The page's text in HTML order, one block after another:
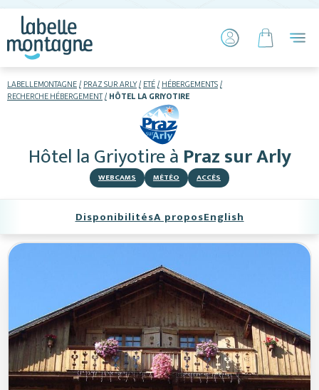
LABELLEMONTAGNE PRAZ SUR ARLY ETÉ
HÉBERGEMENTS
RECHERCHE HÉBERGEMENT
HÔTEL LA GRIYOTIRE
Hôtel la Griyotireà Praz sur Arly
WEBCAMS MÉTÉO ACCÈS
Hébergements
Télésiège piétons
Restauration
Animations
DisponibilitésA proposEnglish